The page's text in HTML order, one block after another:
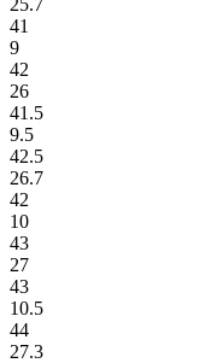
41
9
42
26
41.5
9.5
42.5
26.7
42
10
43
27
43
10.5
44
27.3